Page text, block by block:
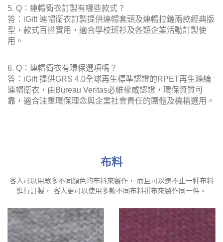
5. Q：連帽衛衣訂製有哪些款式？
答：iGift 連帽衛衣訂製提供連帽套頭及連帽拉鏈兩款經典版
型，款式百搭實用，適合學校班衫及各類企業活動訂製使
用。
6. Q：連帽衛衣有環保選項嗎？
答：iGift 提供GRS 4.0全球再生標準認證的RPET再生滌綸
連帽衛衣，由Bureau Veritas必維權威認證，環保資質可
靠，適合注重環保理念與企業社會責任的團體及機構選用。
布料
客人可以用眾多不同顏色的布料來製作， 而且可以選不止一種布料
進行訂製， 客人更可以使用多款不同布料拼布來製作同一件。